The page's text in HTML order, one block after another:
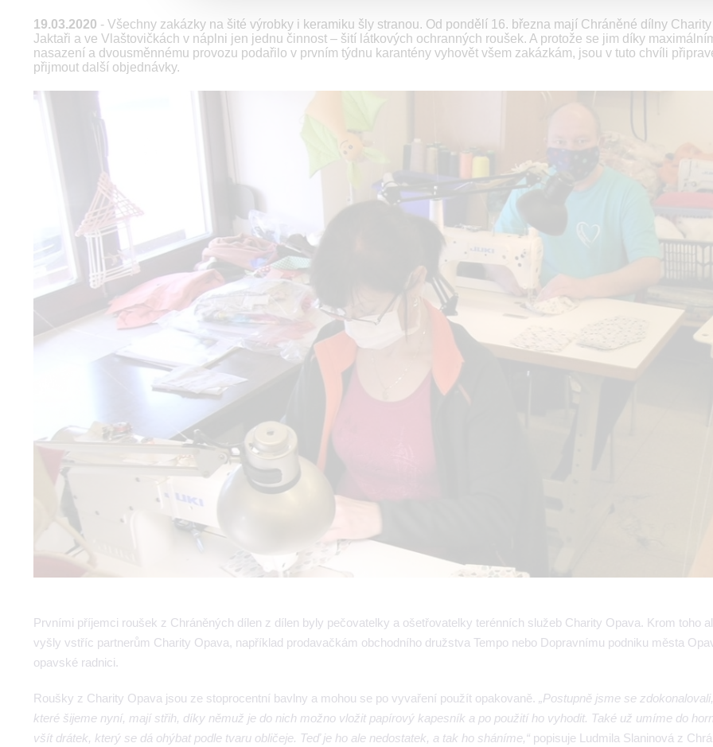
19.03.2020 - Všechny zakázky na šité výrobky i keramiku šly stranou. Od pondělí 16. března mají Chráněné dílny
Jaktaři a ve Vlaštovičkách v náplni jen jednu činnost – šití látkových ochranných roušek. A protože se jim díky
nasazení a dvousměnnému provozu podařilo v prvním týdnu karantény vyhovět všem zakázkám, jsou v tuto chvíli
přijmout další objednávky.
Prvními příjemci roušek z Chráněných dílen z dílen byly pečovatelky a ošetřovatelky terénních služeb Charity Opava. Krom toho
vyšly vstříc partnerům Charity Opava, například prodavačkám obchodního družstva Tempo nebo Dopravnímu podniku města
opavské radnici.
Roušky z Charity Opava jsou ze stoprocentní bavlny a mohou se po vyvaření použít opakovaně. „Postupně jsme se
které šijeme nyní, mají střih, díky němuž je do nich možno vložit papírový kapesník a po použití ho vyhodit. Také už umíme do
všít drátek, který se dá ohýbat podle tvaru obličeje. Teď je ho ale nedostatek, a tak ho sháníme,“ popisuje Ludmila Slaninová z